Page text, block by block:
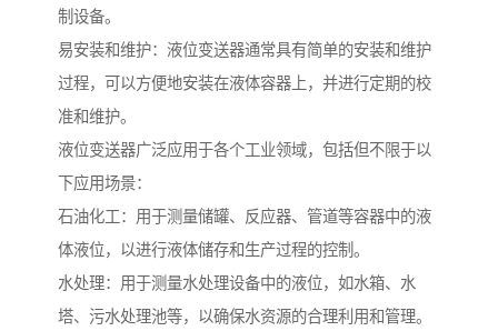
制设备。
易安装和维护：液位变送器通常具有简单的安装和维护
过程，可以方便地安装在液体容器上，并进行定期的校
准和维护。
液位变送器广泛应用于各个工业领域，包括但不限于以
下应用场景：
石油化工：用于测量储罐、反应器、管道等容器中的液
体液位，以进行液体储存和生产过程的控制。
水处理：用于测量水处理设备中的液位，如水箱、水
塔、污水处理池等，以确保水资源的合理利用和管理。